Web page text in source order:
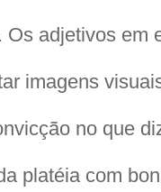
adjetivos em
imagens
no que
platéia com